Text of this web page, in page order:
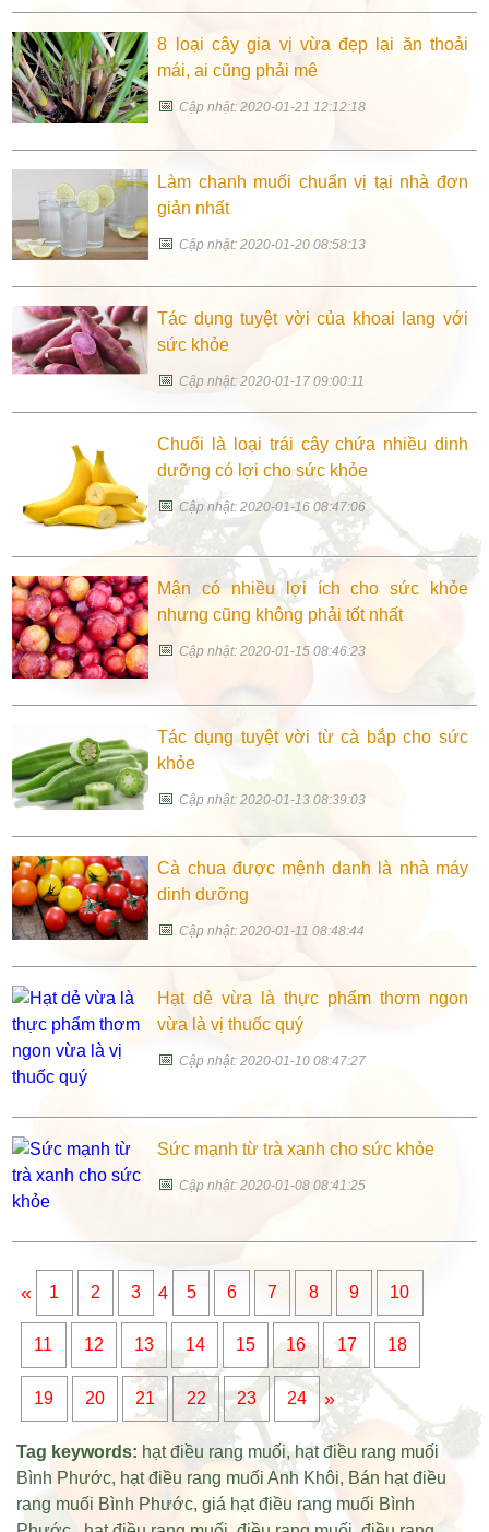
8 loại cây gia vị vừa đẹp lại ăn thoải
mái, ai cũng phải mê
📅Cập nhật: 2020-01-21 12:12:18
Làm chanh muối chuẩn vị tại nhà đơn
giản nhất
📅Cập nhật: 2020-01-20 08:58:13
Tác dụng tuyệt vời của khoai lang với
sức khỏe
📅Cập nhật: 2020-01-17 09:00:11
Chuối là loại trái cây chứa nhiều dinh
dưỡng có lợi cho sức khỏe
📅Cập nhật: 2020-01-16 08:47:06
Mận có nhiều lợi ích cho sức khỏe
nhưng cũng không phải tốt nhất
📅Cập nhật: 2020-01-15 08:46:23
Tác dụng tuyệt vời từ cà bắp cho sức
khỏe
📅Cập nhật: 2020-01-13 08:39:03
Cà chua được mệnh danh là nhà máy
dinh dưỡng
📅Cập nhật: 2020-01-11 08:48:44
Hạt dẻ vừa là thực phẩm thơm ngon
vừa là vị thuốc quý
📅Cập nhật: 2020-01-10 08:47:27
Sức mạnh từ trà xanh cho sức khỏe
📅Cập nhật: 2020-01-08 08:41:25
« 1 2 3 4 5 6 7 8 9 10
11 12 13 14 15 16 17 18
19 20 21 22 23 24 »
Tag keywords: hạt điều rang muối,hạt điều rang muối
Bình Phước, hạt điều rang muối Anh Khôi, Bán hạt điều
rang muối Bình Phước,giá hạt điều rang muối Bình